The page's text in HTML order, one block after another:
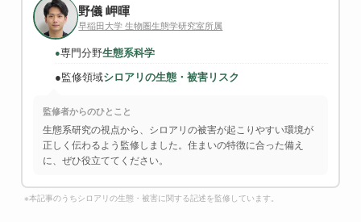
野儀 岬暉
早稲田大学 生物圏生態学研究室所属
●専門分野生態系科学
●監修領域シロアリの生態・被害リスク
監修者からのひとこと
生態系研究の視点から、シロアリの被害が起こりやすい環境が
正しく伝わるよう監修しました。住まいの特徴に合った備え
に、ぜひ役立ててください。
※本記事のうちシロアリの生態・被害に関する記述を監修しています。